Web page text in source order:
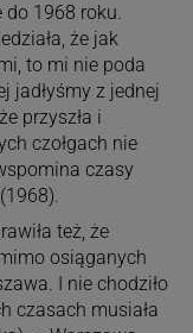
do 1968 roku.
że jak
to mi nie poda
jadłyśmy z jednej
przyszła i
czołgach nie
czasy
też, że
osiąganych
I nie chodziło
czasach musiała